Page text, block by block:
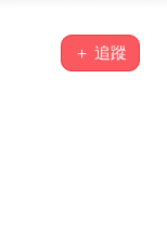
＋ 追蹤